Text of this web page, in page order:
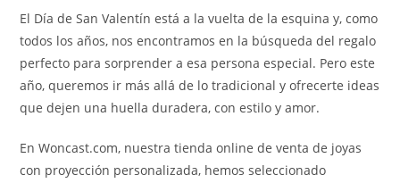
El Día de San Valentín está a la vuelta de la esquina y, como
todos los años, nos encontramos en la búsqueda del regalo
perfecto para sorprender a esa persona especial. Pero este
año, queremos ir más allá de lo tradicional y ofrecerte ideas
que dejen una huella duradera, con estilo y amor.
En Woncast.com, nuestra tienda online de venta de joyas
con proyección personalizada, hemos seleccionado